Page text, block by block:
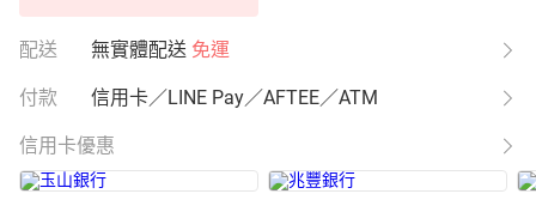
配送 無實體配送 免運
付款 信用卡／LINE Pay／AFTEE／ATM
信用卡優惠